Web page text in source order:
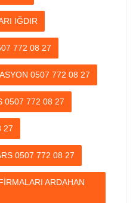
IĞDIR
772 08 27
0507 772 08 27
0507 772 08 27
27
0507 772 08 27
ARDAHAN